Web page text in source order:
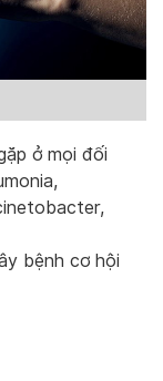
ở mọi đối
bệnh cơ hội